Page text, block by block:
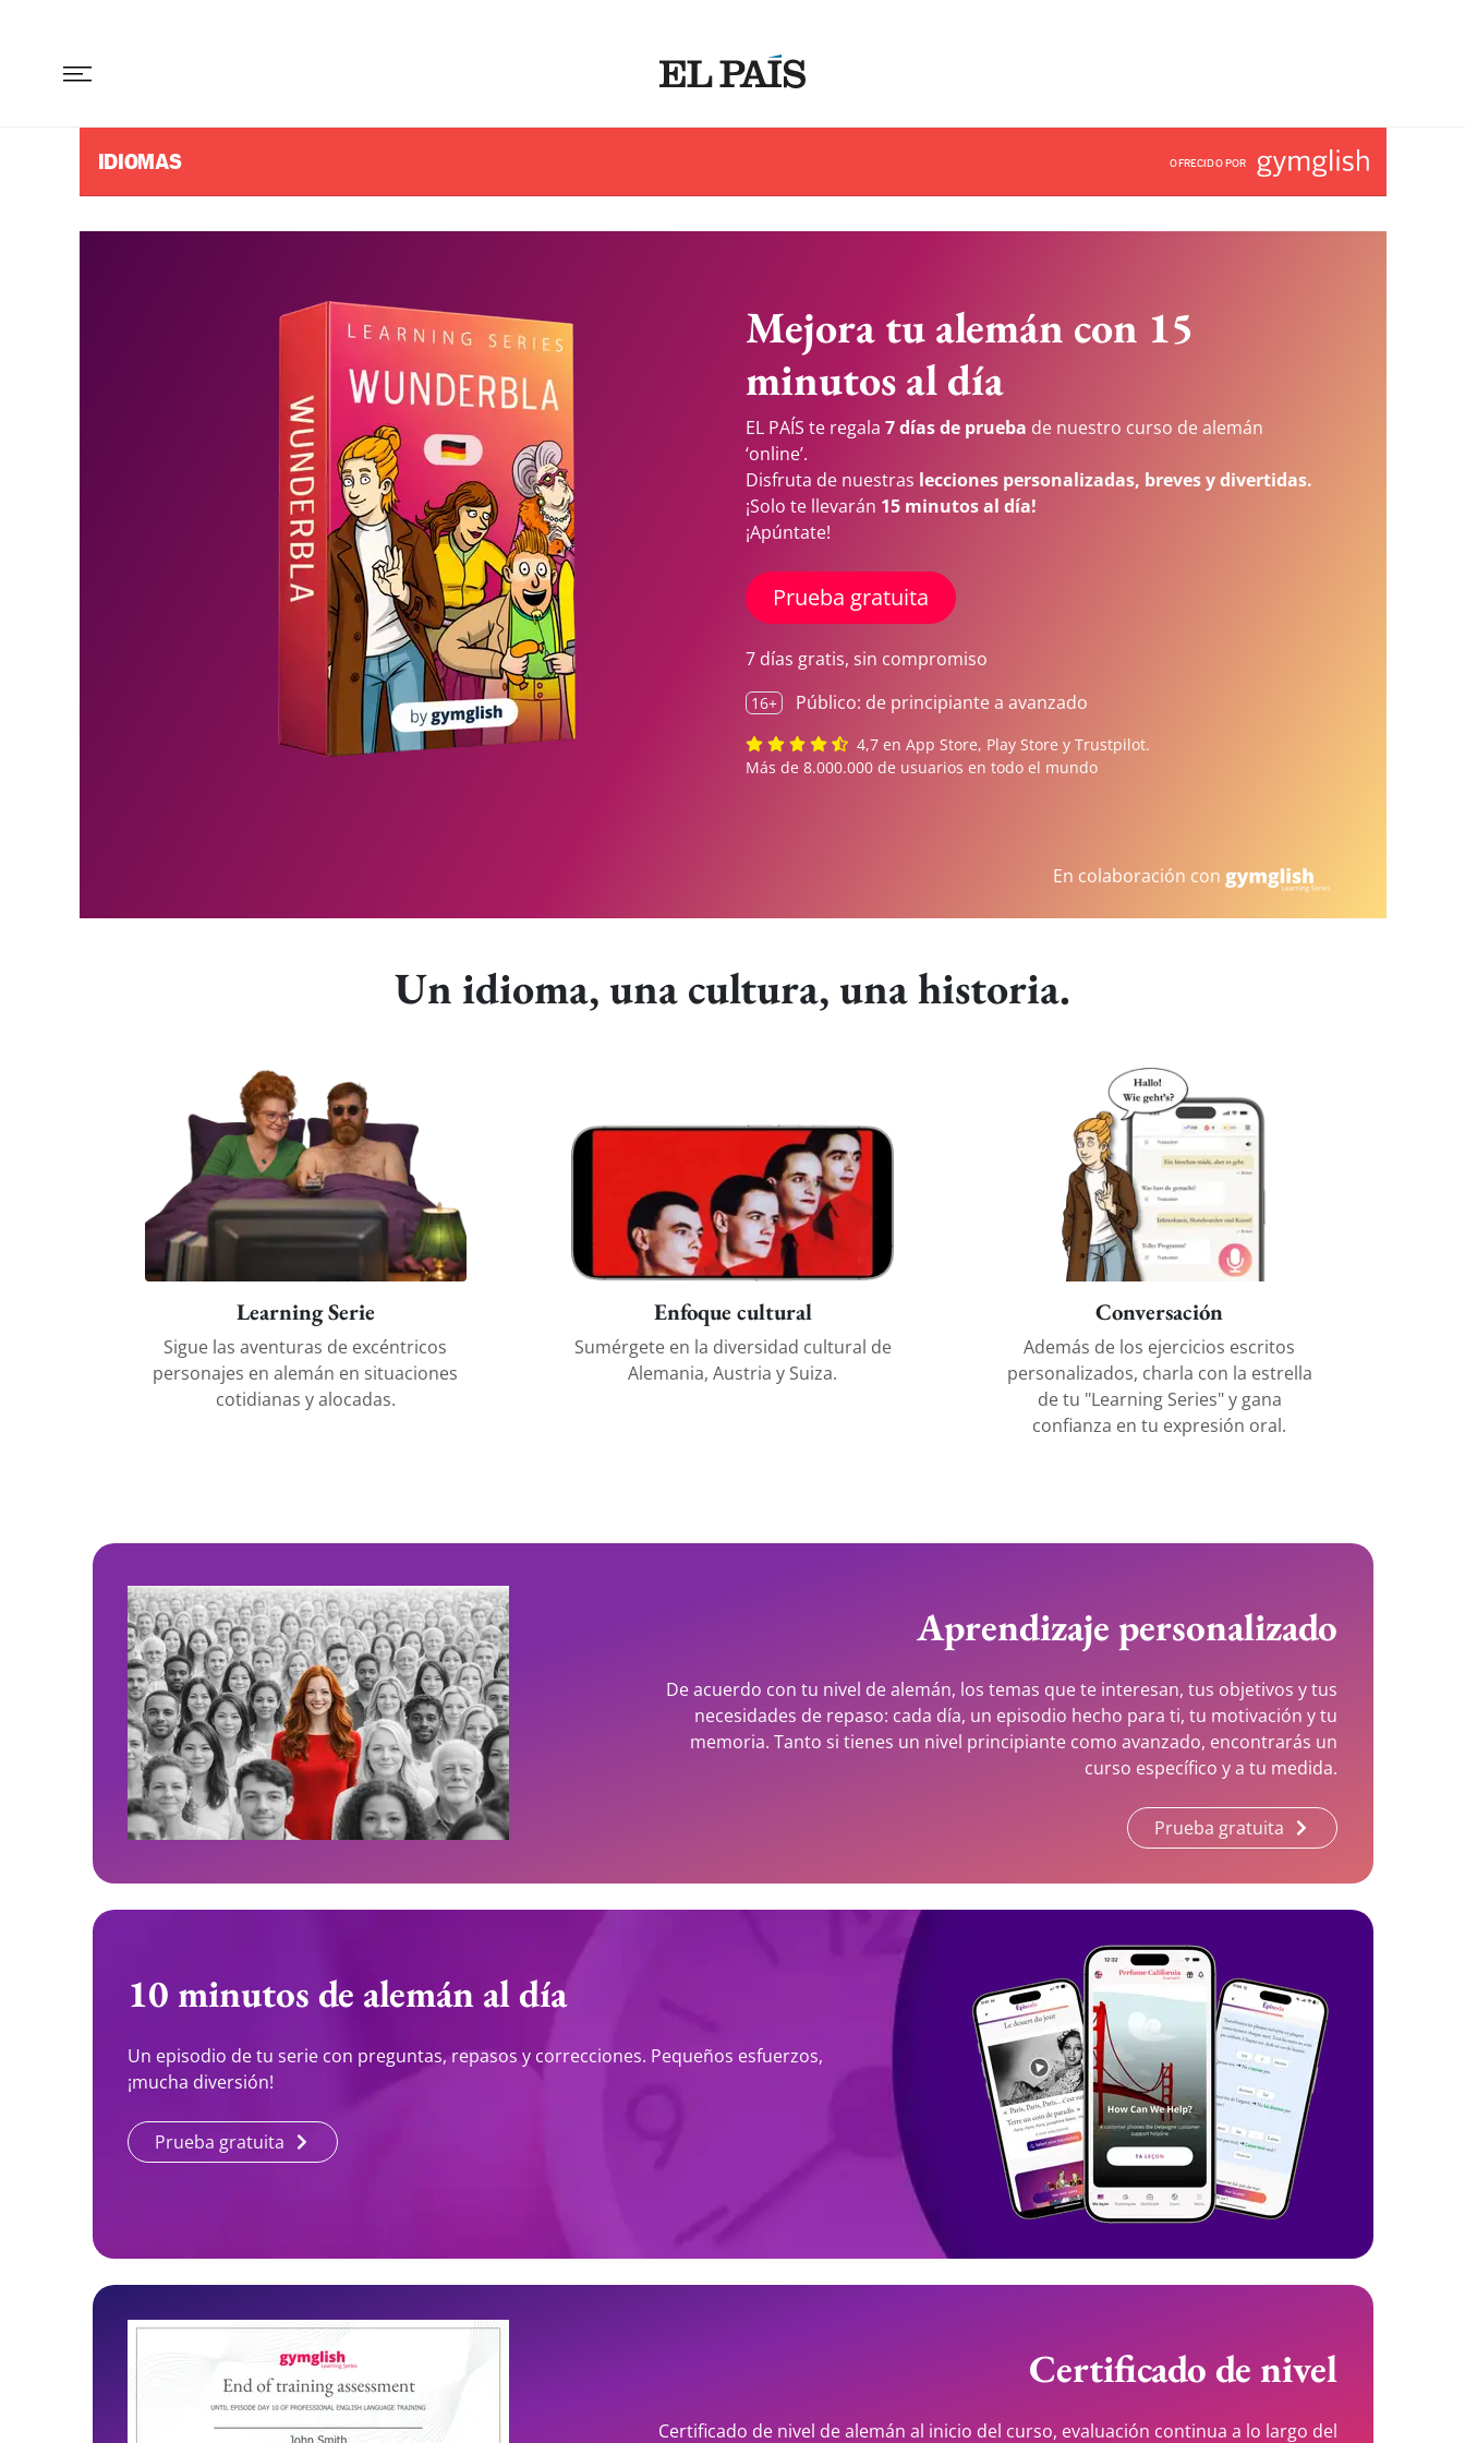
OFRECIDO POR
IDIOMAS
Mejora tu alemán con 15
minutos al día
EL PAÍS te regala 7 días de prueba de nuestro curso de alemán
‘online’.
Disfruta de nuestras lecciones personalizadas, breves y divertidas.
¡Solo te llevarán 15 minutos al día!
¡Apúntate!
Prueba gratuita
7 días gratis, sin compromiso
16+ Público: de principiante a avanzado
4,7 en App Store, Play Store y Trustpilot.
Más de 8.000.000 de usuarios en todo el mundo
En colaboración con
Un idioma, una cultura, una historia.
Learning Serie
Sigue las aventuras de excéntricos
personajes en alemán en situaciones
cotidianas y alocadas.
Enfoque cultural
Sumérgete en la diversidad cultural de
Alemania, Austria y Suiza.
Conversación
Además de los ejercicios escritos
personalizados, charla con la estrella
de tu "Learning Series" y gana
confianza en tu expresión oral.
Aprendizaje personalizado
De acuerdo con tu nivel de alemán, los temas que te interesan, tus objetivos y tus
necesidades de repaso: cada día, un episodio hecho para ti, tu motivación y tu
memoria. Tanto si tienes un nivel principiante como avanzado, encontrarás un
curso específico y a tu medida.
Prueba gratuita
10 minutos de alemán al día
Un episodio de tu serie con preguntas, repasos y correcciones. Pequeños esfuerzos,
¡mucha diversión!
Prueba gratuita
Certificado de nivel
Certificado de nivel de alemán al inicio del curso, evaluación continua a lo largo del